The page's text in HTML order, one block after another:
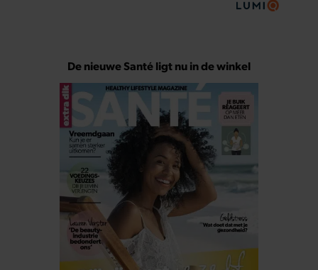
De nieuwe Santé ligt nu in de winkel